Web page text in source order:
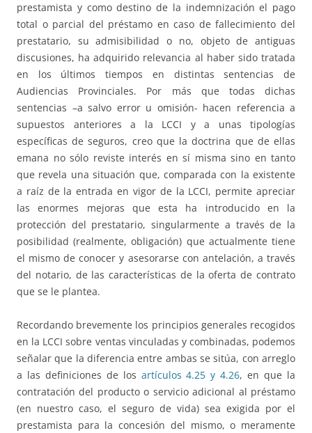
prestamista y como destino de la indemnización el pago
total o parcial del préstamo en caso de fallecimiento del
prestatario, su admisibilidad o no, objeto de antiguas
discusiones, ha adquirido relevancia al haber sido tratada
en los últimos tiempos en distintas sentencias de
Audiencias Provinciales. Por más que todas dichas
sentencias –a salvo error u omisión- hacen referencia a
supuestos anteriores a la LCCI y a unas tipologías
específicas de seguros, creo que la doctrina que de ellas
emana no sólo reviste interés en sí misma sino en tanto
que revela una situación que, comparada con la existente
a raíz de la entrada en vigor de la LCCI, permite apreciar
las enormes mejoras que esta ha introducido en la
protección del prestatario, singularmente a través de la
posibilidad (realmente, obligación) que actualmente tiene
el mismo de conocer y asesorarse con antelación, a través
del notario, de las características de la oferta de contrato
que se le plantea.
Recordando brevemente los principios generales recogidos
en la LCCI sobre ventas vinculadas y combinadas, podemos
señalar que la diferencia entre ambas se sitúa, con arreglo
a las definiciones de los artículos 4.25 y 4.26, en que la
contratación del producto o servicio adicional al préstamo
(en nuestro caso, el seguro de vida) sea exigida por el
prestamista para la concesión del mismo, o meramente